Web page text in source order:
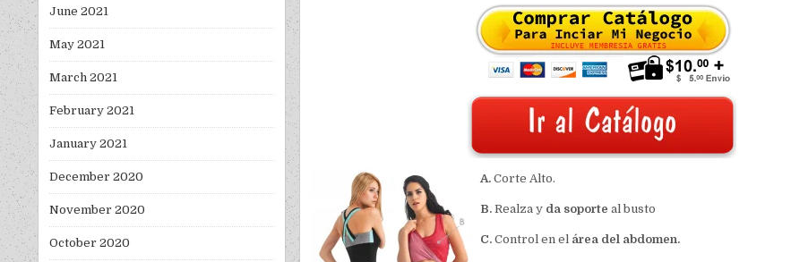
A. Corte Alto.
B. Realza y da soporte al busto
C. Control en el área del abdomen.
June 2021
May 2021
March 2021
February 2021
January 2021
December 2020
November 2020
October 2020